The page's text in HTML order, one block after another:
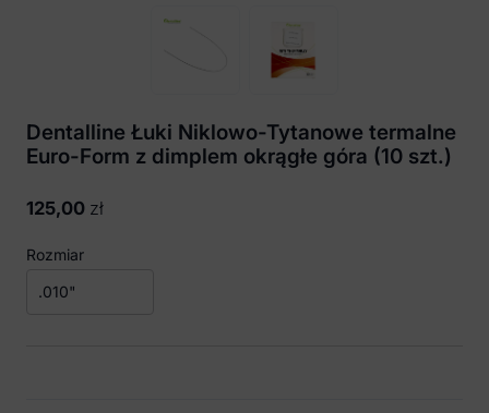
Dentalline Łuki Niklowo-Tytanowe termalne
Euro-Form z dimplem okrągłe góra (10 szt.)
125,00 zł
Rozmiar